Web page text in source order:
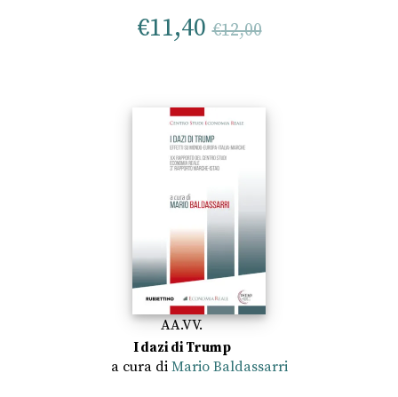
€11,40 €12,00
AA.VV.
I dazi di Trump
a cura di Mario Baldassarri